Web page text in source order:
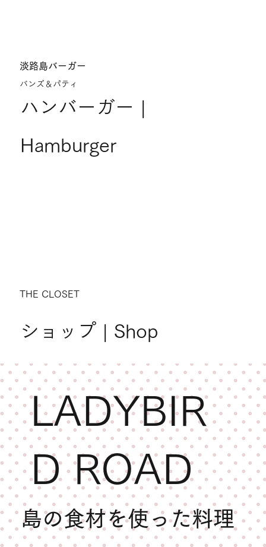
島の食材を使った料理
LADYBIR
D ROAD
ハンバーガー |
Hamburger
淡路島バーガー
バンズ＆パティ
ショップ | Shop
THE CLOSET